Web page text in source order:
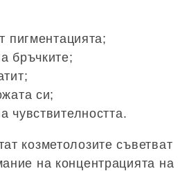
пигментацията;
бръчките;
си;
чувствителността.
козметолозите съветват
на концентрацията на